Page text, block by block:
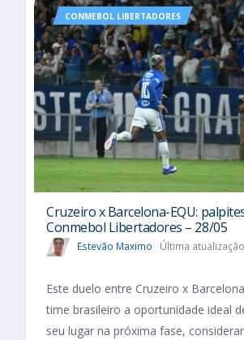
CONMEBOL LIBERTADORES
Cruzeiro x Barcelona-EQU:
Conmebol Libertadores – 28/05
Estevão Maximo Última
Este duelo entre Cruzeiro x
time brasileiro a oportunidade ideal
seu lugar na próxima fase,